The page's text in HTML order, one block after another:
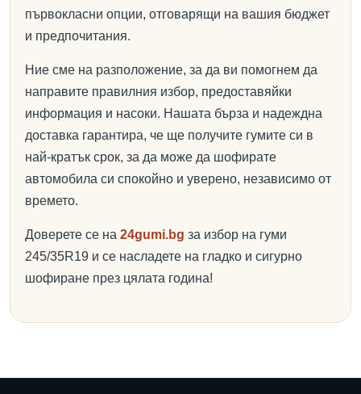
първокласни опции, отговарящи на вашия бюджет
и предпочитания.
Ние сме на разположение, за да ви помогнем да
направите правилния избор, предоставяйки
информация и насоки. Нашата бърза и надеждна
доставка гарантира, че ще получите гумите си в
най-кратък срок, за да може да шофирате
автомобила си спокойно и уверено, независимо от
времето.
Доверете се на 24gumi.bg за избор на гуми
245/35R19 и се насладете на гладко и сигурно
шофиране през цялата година!